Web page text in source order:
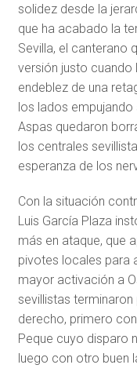
solidez desde la
que ha acabado la
Sevilla, el canterano
versión justo cuando
endeblez de una
los lados empujando
Aspas quedaron
los centrales
esperanza de los
Con la situación
Luis García Plaza
más en ataque, que
pivotes locales para
mayor activación a
sevillistas
derecho, primero
Peque cuyo disparo
luego con otro buen